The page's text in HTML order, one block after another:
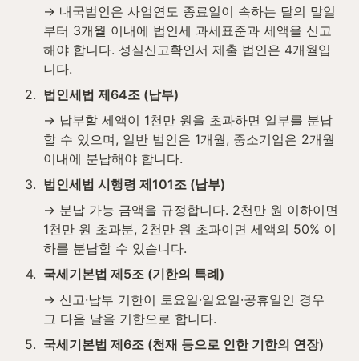
→ 내국법인은 사업연도 종료일이 속하는 달의 말일
부터 3개월 이내에 법인세 과세표준과 세액을 신고
해야 합니다. 성실신고확인서 제출 법인은 4개월입
니다.
2. 법인세법 제64조 (납부)
→ 납부할 세액이 1천만 원을 초과하면 일부를 분납
할 수 있으며, 일반 법인은 1개월, 중소기업은 2개월
이내에 분납해야 합니다.
3. 법인세법 시행령 제101조 (납부)
→ 분납 가능 금액을 규정합니다. 2천만 원 이하이면
1천만 원 초과분, 2천만 원 초과이면 세액의 50% 이
하를 분납할 수 있습니다.
4. 국세기본법 제5조 (기한의 특례)
→ 신고·납부 기한이 토요일·일요일·공휴일인 경우
그 다음 날을 기한으로 합니다.
5. 국세기본법 제6조 (천재 등으로 인한 기한의 연장)